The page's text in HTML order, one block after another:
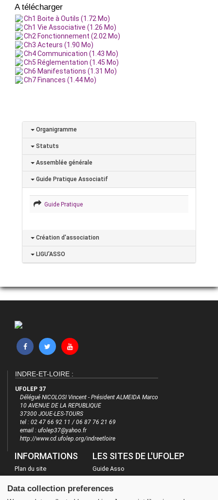
A télécharger
Ch1 Boite à Outils (1.72 Mo)
Ch1 Vie Associative (1.26 Mo)
Ch2 Fonctionnement (2.02 Mo)
Ch3 Acteurs (1.90 Mo)
Ch4 Communication (1.43 Mo)
Ch5 Réglementation (1.45 Mo)
Ch6 Manifestations (1.31 Mo)
Ch7 Finances (1.44 Mo)
Organigramme
Statuts
Assemblée générale
Guide Pratique Associatif
Guide Pratique
Création d'association
LIGU'ASSO
INDRE-ET-LOIRE :
UFOLEP 37
Délégué NICOLOSI Vincent - Président ALMEIDA Marco
10 AVENUE DE LA REPUBLIQUE
37300 JOUE-LES-TOURS
tel : 02 47 66 92 11 / 06 87 76 21 69
email : ufolep37@yahoo.fr
http://www.cd.ufolep.org/indreetloire
INFORMATIONS
Plan du site
Mentions légales
LES SITES DE L'UFOLEP
Guide Asso
Inscriptions évènements
Data collection preferences